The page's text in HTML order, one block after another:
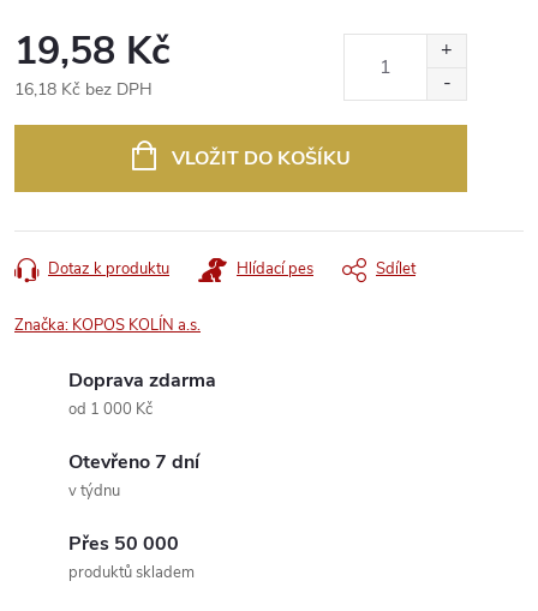
19,58 Kč
16,18 Kč bez DPH
VLOŽIT DO KOŠÍKU
Dotaz k produktu Hlídací pes Sdílet
Značka: KOPOS KOLÍN a.s.
Doprava zdarma
od 1 000 Kč
Otevřeno 7 dní
v týdnu
Přes 50 000
produktů skladem